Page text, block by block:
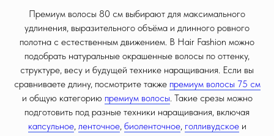
Премиум волосы 80 см выбирают для максимального
удлинения, выразительного объёма и длинного ровного
полотна с естественным движением. В Hair Fashion можно
подобрать натуральные окрашенные волосы по оттенку,
структуре, весу и будущей технике наращивания. Если вы
сравниваете длину, посмотрите также премиум волосы 75 см
и общую категорию премиум волосы. Такие срезы можно
подготовить под разные техники наращивания, включая
капсульное, ленточное, биоленточное, голливудскоеи